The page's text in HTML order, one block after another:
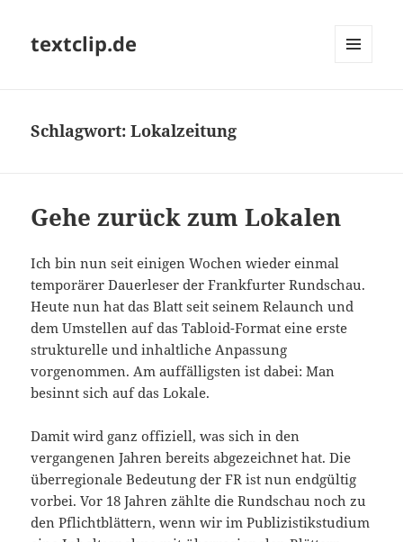
textclip.de
Schlagwort:Lokalzeitung
Gehe zurück zum Lokalen
Ich bin nun seit einigen Wochen wieder einmal
temporärer Dauerleser der Frankfurter Rundschau.
Heute nun hat das Blatt seit seinem Relaunch und
dem Umstellen auf das Tabloid-Format eine erste
strukturelle und inhaltliche Anpassung
vorgenommen. Am auffälligsten ist dabei: Man
besinnt sich auf das Lokale.
Damit wird ganz offiziell, was sich in den
vergangenen Jahren bereits abgezeichnet hat. Die
überregionale Bedeutung der FR ist nun endgültig
vorbei. Vor 18 Jahren zählte die Rundschau noch zu
den Pflichtblättern, wenn wir im Publizistikstudium